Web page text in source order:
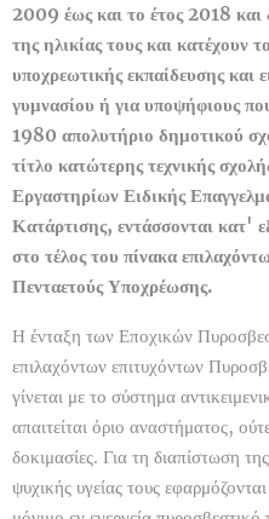
2009 έως και το έτος 2018 και
της ηλικίας τους και κατέχουν
υποχρεωτικής εκπαίδευσης και
γυμνασίου ή για υποψήφιους
1980 απολυτήριο δημοτικού
τίτλο κατώτερης τεχνικής
Εργαστηρίων Ειδικής
Κατάρτισης, εντάσσονται κατ'
στο τέλος του πίνακα
Πενταετούς Υποχρέωσης.
Η ένταξη των Εποχικών
επιλαχόντων επιτυχόντων
γίνεται με το σύστημα
απαιτείται όριο αναστήματος,
δοκιμασίες. Για τη διαπίστωση
ψυχικής υγείας τους